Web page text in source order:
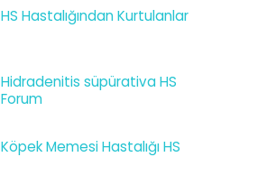
HS Hastalığından Kurtulanlar
Hidradenitis süpürativa HS
Forum
Köpek Memesi Hastalığı HS